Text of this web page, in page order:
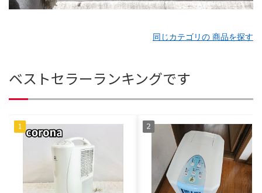
同じカテゴリの 商品を探す
ベストセラーランキングです